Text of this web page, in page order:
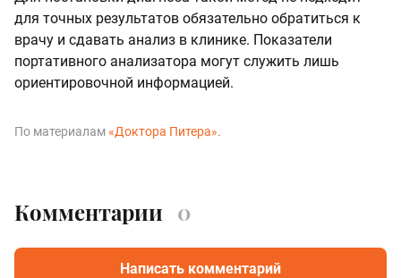
для точных результатов обязательно обратиться к
врачу и сдавать анализ в клинике. Показатели
портативного анализатора могут служить лишь
ориентировочной информацией.
По материалам«Доктора Питера».
Комментарии 0
Написать комментарий